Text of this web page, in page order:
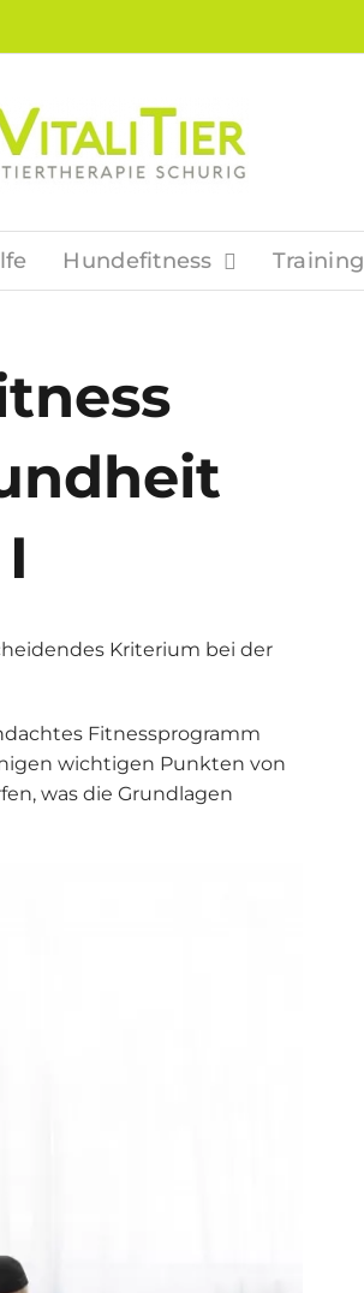
Hundefitness Training
Kriterium bei der
Fitnessprogramm
wichtigen Punkten von
was die Grundlagen